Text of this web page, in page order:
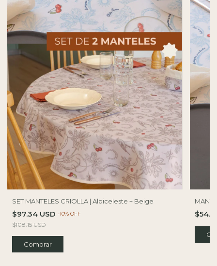
SET MANTELES CRIOLLA | Albiceleste + Beige
$97.34 USD -10% OFF
$108.15 USD
Comprar